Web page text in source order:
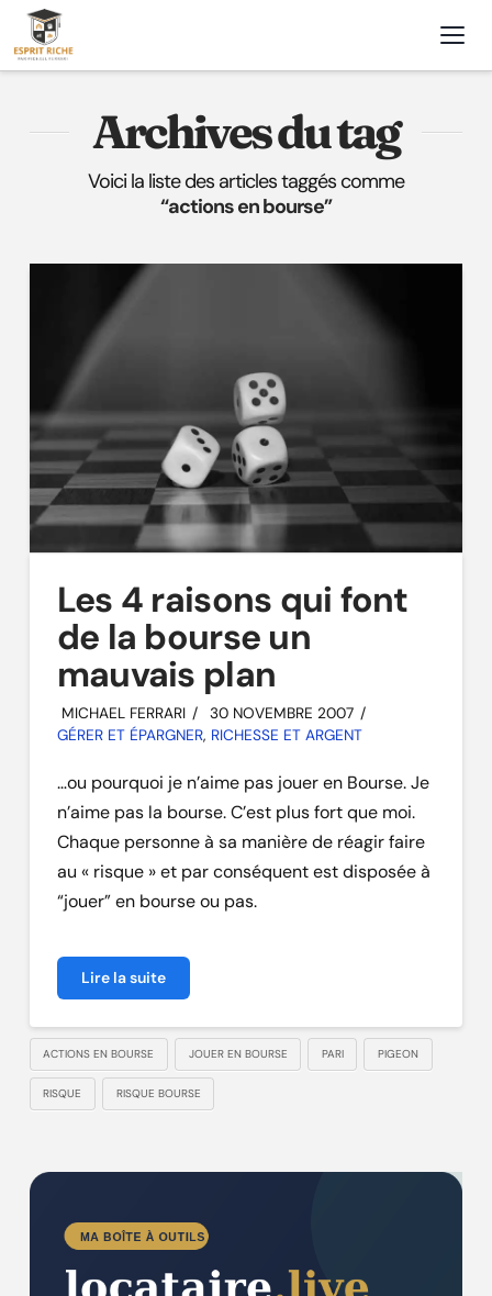
Archives du tag
Voici la liste des articles taggés comme
“actions en bourse”
Les 4 raisons qui font
de la bourse un
mauvais plan
MICHAEL FERRARI
30 NOVEMBRE 2007
GÉRER ET ÉPARGNER, RICHESSE ET ARGENT
…ou pourquoi je n’aime pas jouer en Bourse. Je
n’aime pas la bourse. C’est plus fort que moi.
Chaque personne à sa manière de réagir faire
au « risque » et par conséquent est disposée à
“jouer” en bourse ou pas.
Lire la suite
ACTIONS EN BOURSE JOUER EN BOURSE PARI PIGEON
RISQUE RISQUE BOURSE